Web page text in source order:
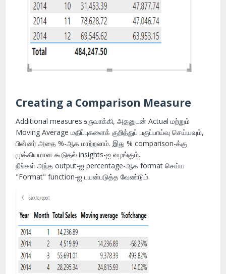
Creating a Comparison Measure
Additional measures உருவாக்கி, அதனுடன் Actual மற்றும்
Moving Average மதிப்புகளைக் குறித்துப் பகுப்பாய்வு செய்யவும்,
பின்னர் அதை %-ஆக மாற்றலாம். இது % comparison-க்கு
முக்கியமான கூடுதல் insights-ஐ வழங்கும்.
நீங்கள் அந்த output-ஐ percentage-ஆக format செய்ய
"Format" function-ஐ பயன்படுத்த வேண்டும்.